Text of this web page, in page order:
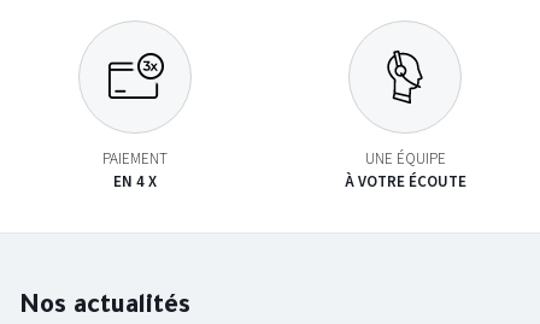
PAIEMENT
EN 4 X
UNE ÉQUIPE
À VOTRE ÉCOUTE
Nos actualités